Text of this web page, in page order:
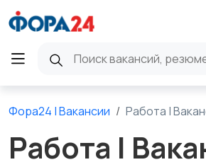
Фора24 | Вакансии Работа |
Работа |